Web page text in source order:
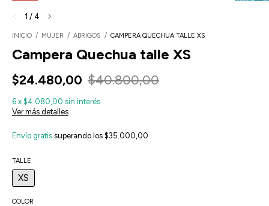
1 / 4
INICIO / MUJER / ABRIGOS / CAMPERA QUECHUA TALLE XS
Campera Quechua talle XS
$24.480,00 $40.800,00
6 x $4.080,00 sin interés
Ver más detalles
Envío gratis superando los $35.000,00
TALLE
XS
COLOR